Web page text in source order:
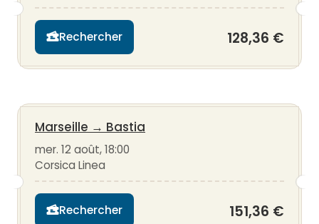
Rechercher 128,36 €
Marseille → Bastia
mer. 12 août, 18:00
Corsica Linea
Rechercher 151,36 €